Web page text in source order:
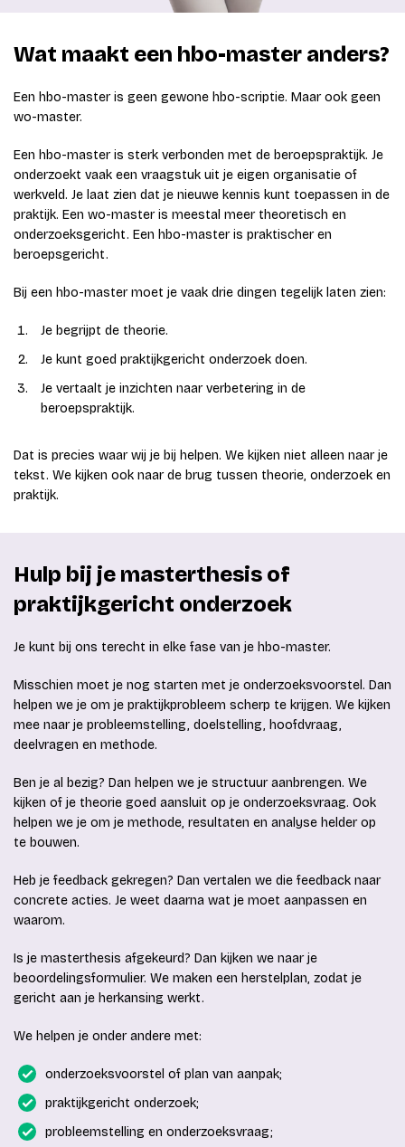
Wat maakt een hbo-master anders?
Een hbo-master is geen gewone hbo-scriptie. Maar ook geen
wo-master.
Een hbo-master is sterk verbonden met de beroepspraktijk. Je
onderzoekt vaak een vraagstuk uit je eigen organisatie of
werkveld. Je laat zien dat je nieuwe kennis kunt toepassen in de
praktijk. Een wo-master is meestal meer theoretisch en
onderzoeksgericht. Een hbo-master is praktischer en
beroepsgericht.
Bij een hbo-master moet je vaak drie dingen tegelijk laten zien:
Je begrijpt de theorie.
Je kunt goed praktijkgericht onderzoek doen.
Je vertaalt je inzichten naar verbetering in de
beroepspraktijk.
Dat is precies waar wij je bij helpen. We kijken niet alleen naar je
tekst. We kijken ook naar de brug tussen theorie, onderzoek en
praktijk.
Hulp bij je masterthesis of
praktijkgericht onderzoek
Je kunt bij ons terecht in elke fase van je hbo-master.
Misschien moet je nog starten met je onderzoeksvoorstel. Dan
helpen we je om je praktijkprobleem scherp te krijgen. We kijken
mee naar je probleemstelling, doelstelling, hoofdvraag,
deelvragen en methode.
Ben je al bezig? Dan helpen we je structuur aanbrengen. We
kijken of je theorie goed aansluit op je onderzoeksvraag. Ook
helpen we je om je methode, resultaten en analyse helder op
te bouwen.
Heb je feedback gekregen? Dan vertalen we die feedback naar
concrete acties. Je weet daarna wat je moet aanpassen en
waarom.
Is je masterthesis afgekeurd? Dan kijken we naar je
beoordelingsformulier. We maken een herstelplan, zodat je
gericht aan je herkansing werkt.
We helpen je onder andere met:
onderzoeksvoorstel of plan van aanpak;
praktijkgericht onderzoek;
probleemstelling en onderzoeksvraag;